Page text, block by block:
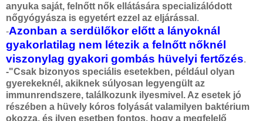
anyuka saját, felnőtt nők ellátására specializálódott
nőgyógyásza is egyetért ezzel az eljárással .
-Azonban a serdülőkor előtt a lányoknál
gyakorlatilag nem létezik a felnőtt nőknél
viszonylag gyakori gombás hüvelyi fertőzés.
-"Csak bizonyos speciális esetekben, például olyan
gyerekeknél, akiknek súlyosan legyengült az
immunrendszere, találkozunk ilyesmivel. Az esetek jó
részében a hüvely kóros folyását valamilyen baktérium
okozza, és ilyen esetben fontos, hogy a megfelelő